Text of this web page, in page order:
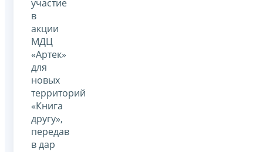
участие
в
акции
МДЦ
«Артек»
для
новых
территорий
«Книга
другу»,
передав
в дар